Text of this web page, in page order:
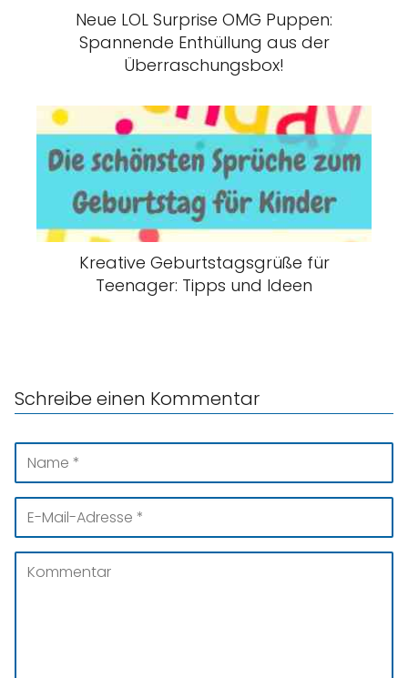
Neue LOL Surprise OMG Puppen:
Spannende Enthüllung aus der
Überraschungsbox!
Kreative Geburtstagsgrüße für
Teenager: Tipps und Ideen
Schreibe einen Kommentar